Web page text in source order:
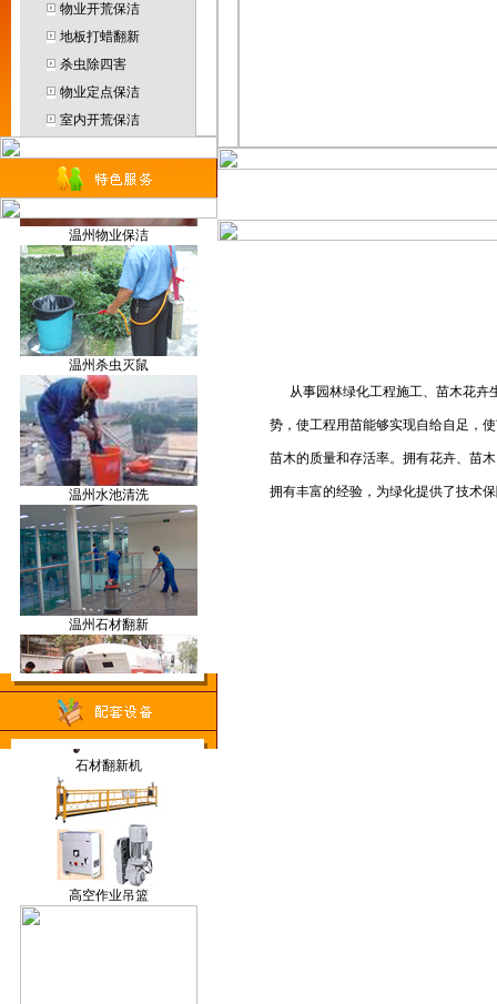
物业开荒保洁
地板打蜡翻新
杀虫除四害
物业定点保洁
室内开荒保洁
温州防水补漏
温州物业保洁
温州杀虫灭鼠
温州水池清洗
温州石材翻新
温州管道疏通
保洁产品研发
烟雾机
地毯干洗机
割草机
空气监测仪
洗地车
石材翻新机
高空作业吊篮
从事园林绿化工程施工、苗木花卉
势，使工程用苗能够实现自给自足，
苗木的质量和存活率。拥有花卉、苗
拥有丰富的经验，为绿化提供了技术